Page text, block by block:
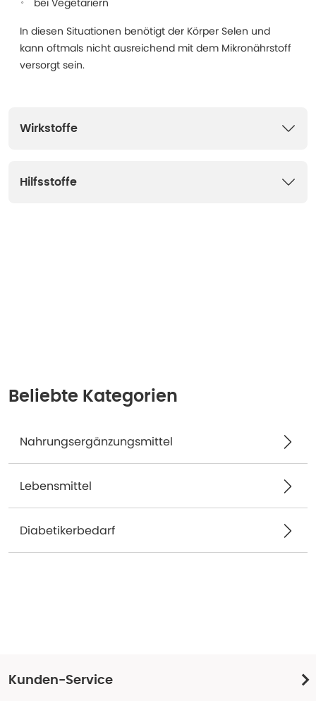
bei Vegetariern
In diesen Situationen benötigt der Körper Selen und
kann oftmals nicht ausreichend mit dem Mikronährstoff
versorgt sein.
Wirkstoffe
Hilfsstoffe
Beliebte Kategorien
Nahrungsergänzungsmittel
Lebensmittel
Diabetikerbedarf
Kunden-Service